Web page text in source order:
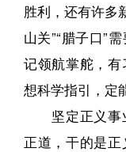
胜利，还有许多
山关”“腊子口”
记领航掌舵，
想科学指引，定
坚定正义事
正道，干的是